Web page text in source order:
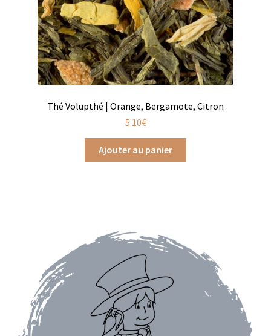
Coffrets aide culinaire
Mélanges pour salade
Sauces et marinades
Crayons d’assaisonnement à tailler
Crèmes balsamique
Baies
Conditionnements épices
Boîtes à épices
Thé Volupthé | Orange, Bergamote, Citron
5.10€
Ajouter au panier